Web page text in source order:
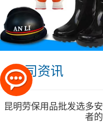
公司资讯
昆明劳保用品批发选多
者